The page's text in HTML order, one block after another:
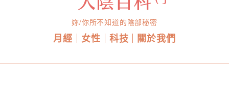
妳/你所不知道的陰部秘密
月經 女性 科技 關於我們